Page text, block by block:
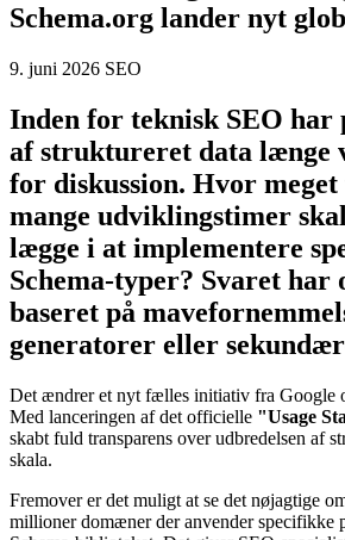
Data frem for gætteri:
Schema.org lander nyt
9. juni 2026 SEO
Inden for teknisk SEO
af struktureret data længe
for diskussion. Hvor meget
mange udviklingstimer
lægge i at implementere
Schema-typer? Svaret
baseret på
generatorer eller
Det ændrer et nyt fælles initiativ fra Google
Med lanceringen af det officielle
skabt fuld transparens over udbredelsen af
skala.